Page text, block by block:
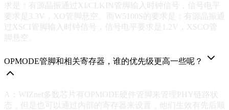
求是：有源晶振通过XI/CLKIN管脚输入时钟信号，信号电平
要求是3.3V，XO管脚悬空。而W5100S的要求是：有源晶振通
过XSCI管脚输入时钟信号，信号电平要求是1.2V，XSCO管
脚悬空。
OPMODE管脚和相关寄存器，谁的优先级更高一些呢？
A：WIZnet多数芯片有OPMODE硬件管脚来管理PHY链路状
态，但是也可以通过内部的寄存器来设置，他们生效有先后顺